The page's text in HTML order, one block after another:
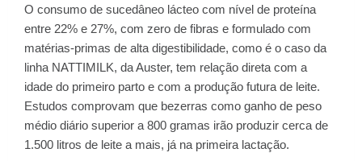
O consumo de sucedâneo lácteo com nível de proteína
entre 22% e 27%, com zero de fibras e formulado com
matérias-primas de alta digestibilidade, como é o caso da
linha NATTIMILK, da Auster, tem relação direta com a
idade do primeiro parto e com a produção futura de leite.
Estudos comprovam que bezerras como ganho de peso
médio diário superior a 800 gramas irão produzir cerca de
1.500 litros de leite a mais, já na primeira lactação.